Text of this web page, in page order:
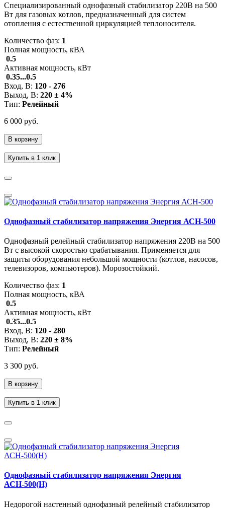
Специализированный однофазный стабилизатор 220В на 500
Вт для газовых котлов, предназначенный для систем
отопления с естественной циркуляцией теплоносителя.
Количество фаз: 1
Полная мощность, кВА
0.5
Активная мощность, кВт
0.35...0.5
Вход, В: 120 - 276
Выход, В: 220 ± 4%
Тип: Релейный
6 000 руб.
В корзину
Купить в 1 клик
Однофазный стабилизатор напряжения Энергия АСН-500
Однофазный релейный стабилизатор напряжения 220В на 500
Вт с высокой скоростью срабатывания. Применяется для
защиты оборудования небольшой мощности (котлов, насосов,
телевизоров, компьютеров). Морозостойкий.
Количество фаз: 1
Полная мощность, кВА
0.5
Активная мощность, кВт
0.35...0.5
Вход, В: 120 - 280
Выход, В: 220 ± 8%
Тип: Релейный
3 300 руб.
В корзину
Купить в 1 клик
Однофазный стабилизатор напряжения Энергия
АСН-500(Н)
Недорогой настенный однофазный релейный стабилизатор